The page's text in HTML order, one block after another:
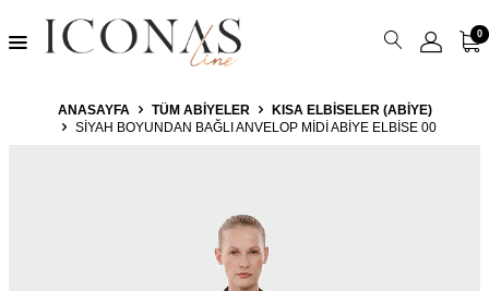
0
ANASAYFA TÜM ABIYELER
KISA ELBISELER (ABIYE)
SIYAH BOYUNDAN BAĞLI ANVELOP MIDI ABIYE ELBISE 00